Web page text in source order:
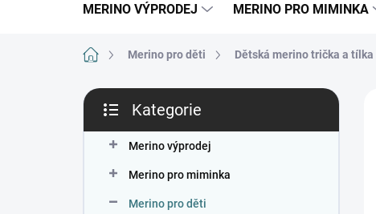
MERINO VÝPRODEJ MERINO PRO MIMINKA
Domů Merino pro děti Dětská merino trička a tílka
P
s
kategorie
Kategorie
Merino výprodej
Merino pro miminka
Merino pro děti